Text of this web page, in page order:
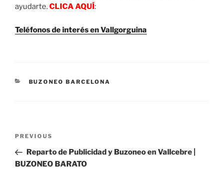
ayudarte.CLICA AQUÍ:
Teléfonos de interés en Vallgorguina
CATEGORIES
BUZONEO BARCELONA
Previous
Post
PREVIOUS
Reparto de Publicidad y Buzoneo en Vallcebre |
BUZONEO BARATO